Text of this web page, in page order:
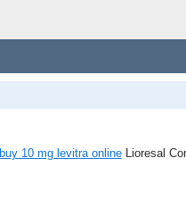
buy 10 mg levitra onlineLioresal